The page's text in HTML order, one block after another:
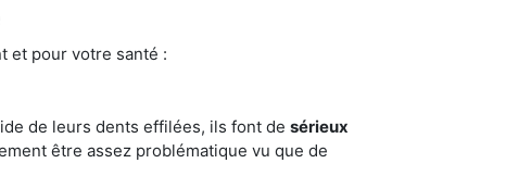
et pour votre santé :
de leurs dents effilées, ils font de sérieux
être assez problématique vu que de